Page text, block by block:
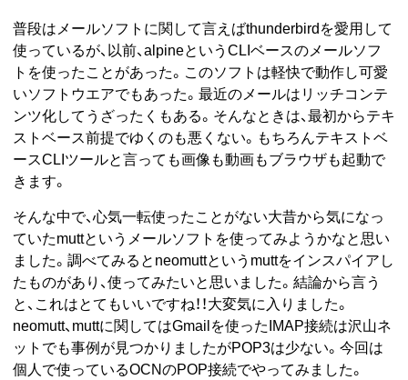
普段はメールソフトに関して言えばthunderbirdを愛用して
使っているが、以前、alpineというCLIベースのメールソフ
トを使ったことがあった。このソフトは軽快で動作し可愛
いソフトウエアでもあった。最近のメールはリッチコンテ
ンツ化してうざったくもある。そんなときは、最初からテキ
ストベース前提でゆくのも悪くない。もちろんテキストベ
ースCLIツールと言っても画像も動画もブラウザも起動で
きます。
そんな中で、心気一転使ったことがない大昔から気になっ
ていたmuttというメールソフトを使ってみようかなと思い
ました。調べてみるとneomuttというmuttをインスパイアし
たものがあり、使ってみたいと思いました。結論から言う
と、これはとてもいいですね！！大変気に入りました。
neomutt、muttに関してはGmailを使ったIMAP接続は沢山ネ
ットでも事例が見つかりましたがPOP3は少ない。今回は
個人で使っているOCNのPOP接続でやってみました。